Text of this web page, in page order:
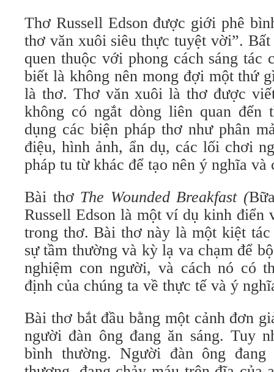
Thơ Russell Edson được giới phê
thơ văn xuôi siêu thực tuyệt vời”.
quen thuộc với phong cách sáng tác
biết là không nên mong đợi một thứ
là thơ. Thơ văn xuôi là thơ được
không có ngắt dòng liên quan đến
dụng các biện pháp thơ như phân
điệu, hình ảnh, ẩn dụ, các lối chơi
pháp tu từ khác để tạo nên ý nghĩa và
Bài thơ The Wounded Breakfast (
Russell Edson là một ví dụ kinh điển
trong thơ. Bài thơ này là một kiệt
sự tầm thường và kỳ lạ va chạm để
nghiệm con người, và cách nó có
định của chúng ta về thực tế và ý
Bài thơ bắt đầu bằng một cảnh đơn
người đàn ông đang ăn sáng. Tuy
bình thường. Người đàn ông